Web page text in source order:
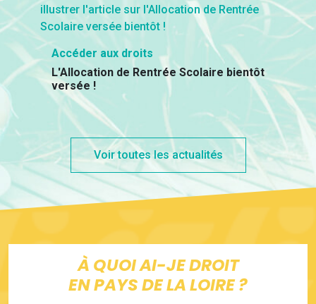
Accéder aux droits
L'Allocation de Rentrée Scolaire bientôt
versée !
Voir toutes les actualités
À QUOI AI-JE DROIT
EN PAYS DE LA LOIRE ?